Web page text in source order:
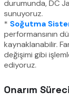
durumunda, DC
sunuyoruz.
* Soğutma
performansının
kaynaklanabilir.
değişimi gibi
ediyoruz.
Onarım